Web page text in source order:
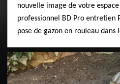
nouvelle image de votre
professionnel BD Pro entretien
pose de gazon en rouleau dans